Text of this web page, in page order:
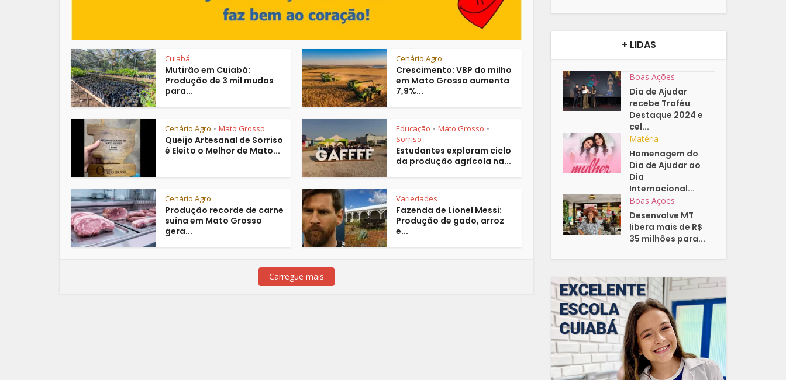
Cuiabá
Mutirão em Cuiabá:
Produção de 3 mil mudas
para...
Cenário Agro
Crescimento: VBP do milho
em Mato Grosso aumenta
7,9%...
Cenário Agro • Mato Grosso
Queijo Artesanal de Sorriso
é Eleito o Melhor de Mato...
Educação • Mato Grosso •
Sorriso
Estudantes exploram ciclo
da produção agrícola na...
Cenário Agro
Produção recorde de carne
suína em Mato Grosso
gera...
Variedades
Fazenda de Lionel Messi:
Produção de gado, arroz
e...
Carregue mais
+ LIDAS
Boas Ações
Dia de Ajudar
recebe Troféu
Destaque 2024 e
cel...
Matéria
Homenagem do
Dia de Ajudar ao
Dia
Internacional...
Boas Ações
Desenvolve MT
libera mais de R$
35 milhões para...